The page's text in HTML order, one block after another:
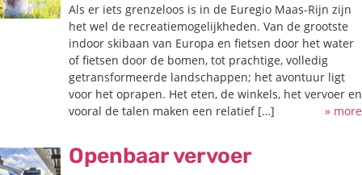
Als er iets grenzeloos is in de Euregio Maas-Rijn zijn
het wel de recreatiemogelijkheden. Van de grootste
indoor skibaan van Europa en fietsen door het water
of fietsen door de bomen, tot prachtige, volledig
getransformeerde landschappen; het avontuur ligt
voor het oprapen. Het eten, de winkels, het vervoer en
vooral de talen maken een relatief […]
» more
Openbaar vervoer